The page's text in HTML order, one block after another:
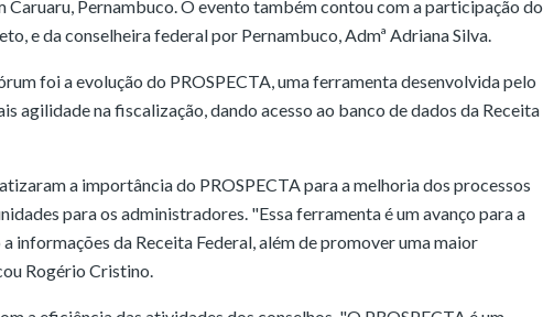
Caruaru, Pernambuco. O evento também contou com a participação do
e da conselheira federal por Pernambuco, Admª Adriana Silva.
foi a evolução do PROSPECTA, uma ferramenta desenvolvida pelo
agilidade na fiscalização, dando acesso ao banco de dados da Receita
a importância do PROSPECTA para a melhoria dos processos
para os administradores. "Essa ferramenta é um avanço para a
informações da Receita Federal, além de promover uma maior
Rogério Cristino.